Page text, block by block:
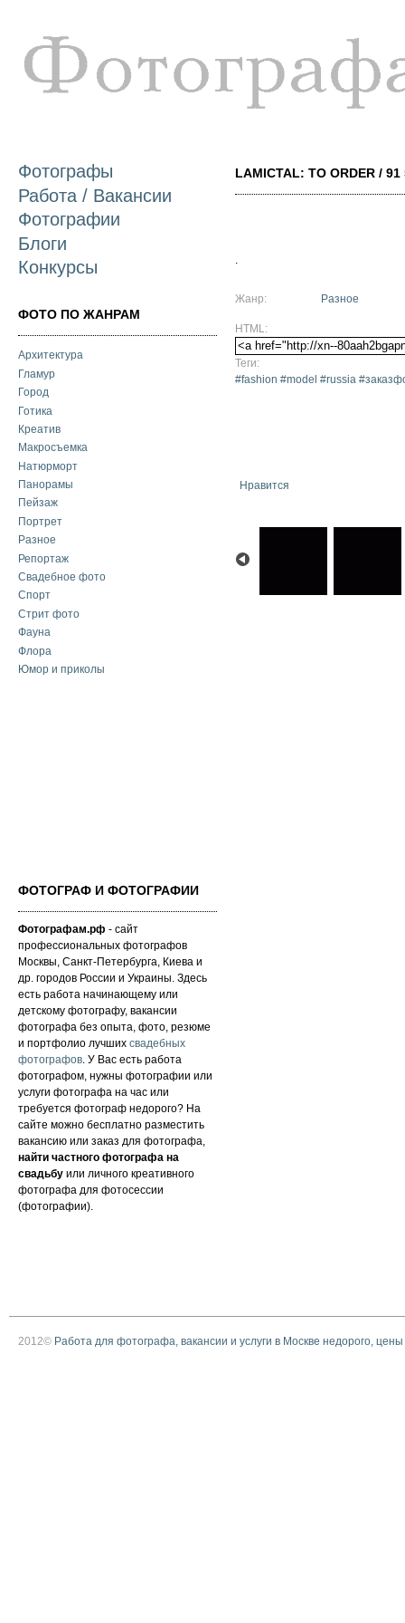
Фотографы
Работа / Вакансии
Фотографии
Блоги
Конкурсы
ФОТО ПО ЖАНРАМ
Архитектура
Гламур
Город
Готика
Креатив
Макросъемка
Натюрморт
Панорамы
Пейзаж
Портрет
Разное
Репортаж
Свадебное фото
Спорт
Стрит фото
Фауна
Флора
Юмор и приколы
ФОТОГРАФ И ФОТОГРАФИИ
Фотографам.рф - сайт
профессиональных фотографов
Москвы, Санкт-Петербурга, Киева и
др. городов России и Украины. Здесь
есть работа начинающему или
детскому фотографу, вакансии
фотографа без опыта, фото, резюме
и портфолио лучших свадебных
фотографов. У Вас есть работа
фотографом, нужны фотографии или
услуги фотографа на час или
требуется фотограф недорого? На
сайте можно бесплатно разместить
вакансию или заказ для фотографа,
найти частного фотографа на
свадьбу или личного креативного
фотографа для фотосессии
(фотографии).
LAMICTAL: TO ORDER / 91
.
Жанр: Разное
HTML:
Теги:
#fashion #model #russia
Нравится
2012© Работа для фотографа, вакансии и услуги в Москве недорого, цены